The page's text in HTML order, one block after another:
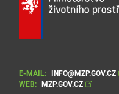
E-MAIL:
INFO@MZP.GOV.CZ
WEB:
MZP.GOV.CZ